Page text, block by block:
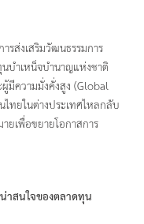
รส่งเสริมวัฒนธรรมการ
บำเหน็จบำนาญแห่งชาติ
มีความมั่งคั่งสูง (Global
ไทยในต่างประเทศไหลกลับ
ยเพื่อขยายโอกาสการ
สนใจของตลาดทุน